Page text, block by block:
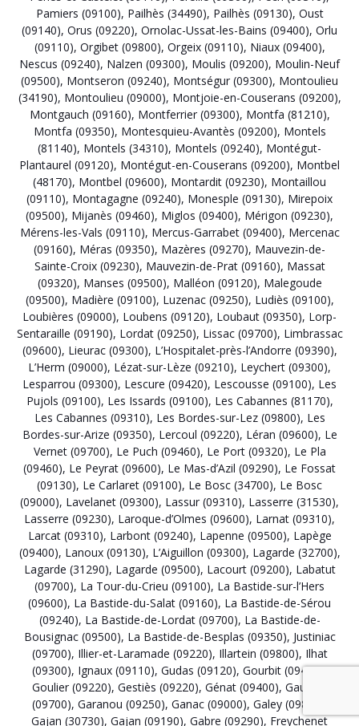
Pamiers (09100), Pailhès (34490), Pailhès (09130), Oust
(09140), Orus (09220), Ornolac-Ussat-les-Bains (09400), Orlu
(09110), Orgibet (09800), Orgeix (09110), Niaux (09400),
Nescus (09240), Nalzen (09300), Moulis (09200), Moulin-Neuf
(09500), Montseron (09240), Montségur (09300), Montoulieu
(34190), Montoulieu (09000), Montjoie-en-Couserans (09200),
Montgauch (09160), Montferrier (09300), Montfa (81210),
Montfa (09350), Montesquieu-Avantès (09200), Montels
(81140), Montels (34310), Montels (09240), Montégut-
Plantaurel (09120), Montégut-en-Couserans (09200), Montbel
(48170), Montbel (09600), Montardit (09230), Montaillou
(09110), Montagagne (09240), Monesple (09130), Mirepoix
(09500), Mijanès (09460), Miglos (09400), Mérigon (09230),
Mérens-les-Vals (09110), Mercus-Garrabet (09400), Mercenac
(09160), Méras (09350), Mazères (09270), Mauvezin-de-
Sainte-Croix (09230), Mauvezin-de-Prat (09160), Massat
(09320), Manses (09500), Malléon (09120), Malegoude
(09500), Madière (09100), Luzenac (09250), Ludiès (09100),
Loubières (09000), Loubens (09120), Loubaut (09350), Lorp-
Sentaraille (09190), Lordat (09250), Lissac (09700), Limbrassac
(09600), Lieurac (09300), L’Hospitalet-près-l’Andorre (09390),
L’Herm (09000), Lézat-sur-Lèze (09210), Leychert (09300),
Lesparrou (09300), Lescure (09420), Lescousse (09100), Les
Pujols (09100), Les Issards (09100), Les Cabannes (81170),
Les Cabannes (09310), Les Bordes-sur-Lez (09800), Les
Bordes-sur-Arize (09350), Lercoul (09220), Léran (09600), Le
Vernet (09700), Le Puch (09460), Le Port (09320), Le Pla
(09460), Le Peyrat (09600), Le Mas-d’Azil (09290), Le Fossat
(09130), Le Carlaret (09100), Le Bosc (34700), Le Bosc
(09000), Lavelanet (09300), Lassur (09310), Lasserre (31530),
Lasserre (09230), Laroque-d’Olmes (09600), Larnat (09310),
Larcat (09310), Larbont (09240), Lapenne (09500), Lapège
(09400), Lanoux (09130), L’Aiguillon (09300), Lagarde (32700),
Lagarde (31290), Lagarde (09500), Lacourt (09200), Labatut
(09700), La Tour-du-Crieu (09100), La Bastide-sur-l’Hers
(09600), La Bastide-du-Salat (09160), La Bastide-de-Sérou
(09240), La Bastide-de-Lordat (09700), La Bastide-de-
Bousignac (09500), La Bastide-de-Besplas (09350), Justiniac
(09700), Illier-et-Laramade (09220), Illartein (09800), Ilhat
(09300), Ignaux (09110), Gudas (09120), Gourbit (09400),
Goulier (09220), Gestiès (09220), Génat (09400), Gaudiès
(09700), Garanou (09250), Ganac (09000), Galey (09800)
Gajan (30730), Gajan (09190), Gabre (09290), Freychenet